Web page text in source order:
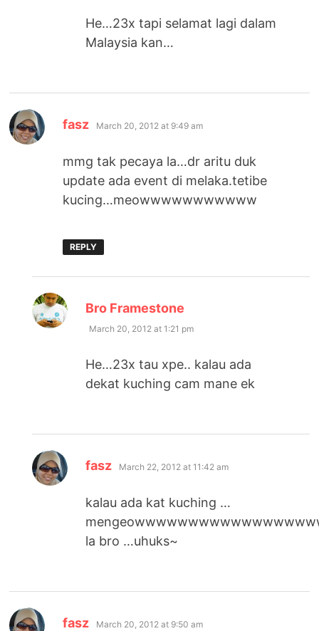
He…23x tapi selamat lagi dalam
Malaysia kan…
fasz says:
March 20, 2012 at 9:49 am
mmg tak pecaya la…dr aritu duk
update ada event di melaka.tetibe
kucing…meowwwwwwwwwww
REPLY
Bro Framestone
March 20, 2012 at 1:21 pm
He…23x tau xpe.. kalau ada
dekat kuching cam mane ek
fasz says:
March 22, 2012 at 11:42 am
kalau ada kat kuching …
la bro …uhuks~
fasz says:
March 20, 2012 at 9:50 am